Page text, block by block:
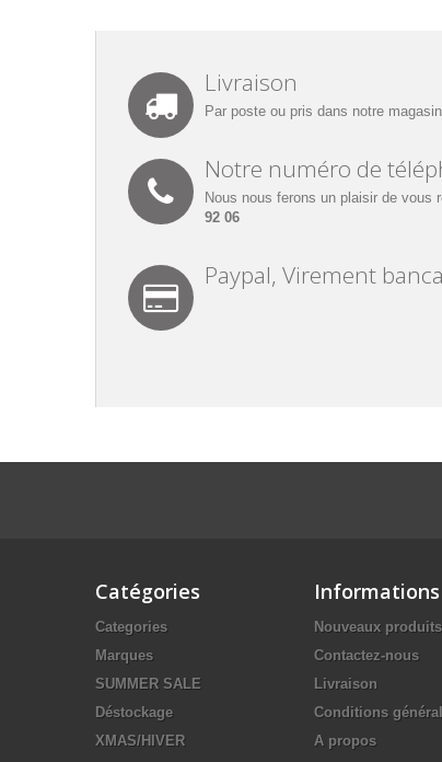
Livraison
Par poste ou pris dans notre magasin
Notre numéro de
Nous nous ferons un plaisir de vous
92 06
Paypal, Virement
Catégories
Categories
Marques
SUMMER SALE
Déstockage
XMAS/HIVER
Informations
Nouveaux produits
Contactez-nous
Livraison
Conditions
A propos